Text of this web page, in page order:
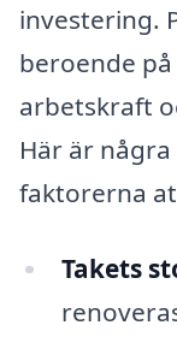
investering.
beroende
arbetskraft
Här är
faktorerna
Takets